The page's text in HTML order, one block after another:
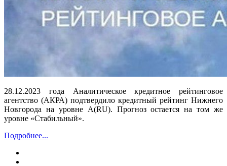
28.12.2023 года Аналитическое кредитное рейтинговое
агентство (АКРА) подтвердило кредитный рейтинг Нижнего
Новгорода на уровне А(RU). Прогноз остается на том же
уровне «Стабильный».
Подробнее...